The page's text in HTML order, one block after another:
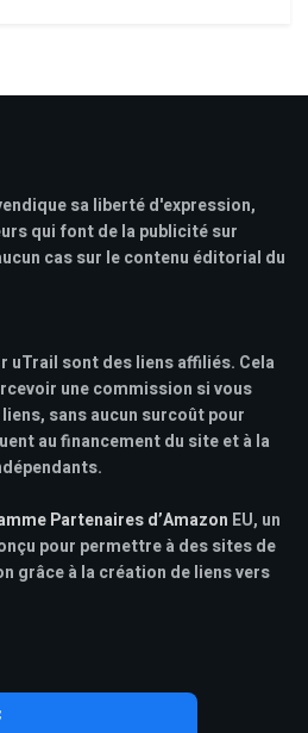
sa liberté d'expression,
qui font de la publicité sur
cas sur le contenu éditorial du
uTrail sont des liens affiliés. Cela
une commission si vous
sans aucun surcoût pour
au financement du site et à la
Partenaires d’Amazon EU, un
pour permettre à des sites de
grâce à la création de liens vers